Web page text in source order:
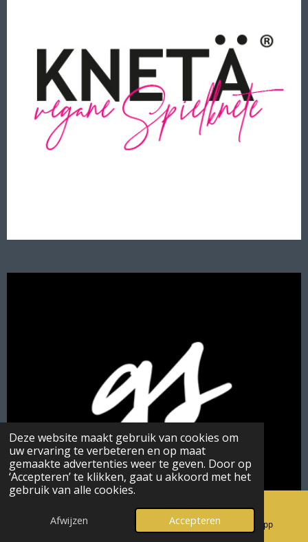
Deze website maakt gebruik van cookies om
uw ervaring te verbeteren en op maat
gemaakte advertenties weer te geven. Door op
‘Accepteren’ te klikken, gaat u akkoord met het
gebruik van alle cookies.
Afwijzen Accepteren
E-mailadres Instagram WhatsApp